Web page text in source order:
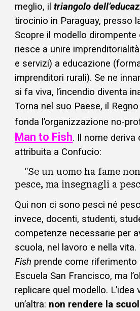
meglio, iltriangolo
tirocinio in Paraguay, presso
Scopre il modello dirompente
riesce a unire
e servizi) a educazione
imprenditori rurali). Se ne
si fa viva, l’incendio diventa
Torna nel suo Paese, il
fonda l’organizzazione no-
Man to Fish. Il nome deriva
attribuita a Confucio:
"Se un uomo ha fame
pesce, ma insegnagli a
Qui non ci sono pesci né
invece, docenti, studenti,
competenze necessarie per
scuola, nel lavoro e nella vita.
Fish prende come riferimento
Escuela San Francisco, ma
replicare quel modello. L’idea
un’altra: non rendere la